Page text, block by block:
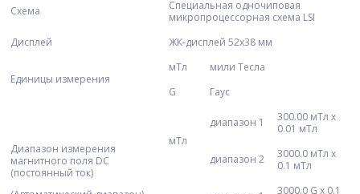
Схема
Специальная одночиповая
микропроцессорная схема LSI
Дисплей
ЖК-дисплей 52х38 мм
Единицы измерения
мТл
мили Тесла
G
Гаус
Диапазон измерения
магнитного поля DC
(постоянный ток)
мТл
диапазон 1
300.00 мТл x
0.01 мТл
диапазон 2
3000.0 мТл x
0.1 мТл
3000.0 G x 0.1